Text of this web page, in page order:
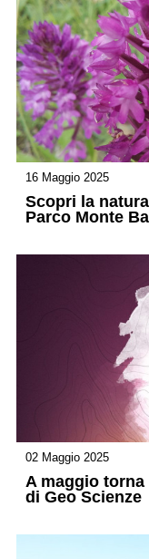
16 Maggio 2025
Scopri la
Parco Monte
02 Maggio 2025
A maggio torna
di Geo Scienze